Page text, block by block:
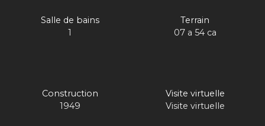
Salle de bains
1
Terrain
07 a 54 ca
Construction
1949
Visite virtuelle
Visite virtuelle